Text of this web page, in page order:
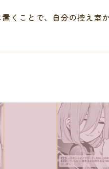
くことで、自分の控え室